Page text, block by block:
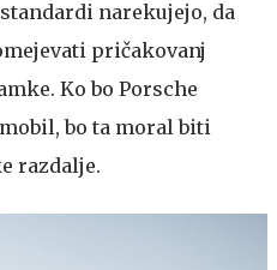
narekujejo, da
pričakovanj
Ko bo Porsche
bo ta moral biti
razdalje.